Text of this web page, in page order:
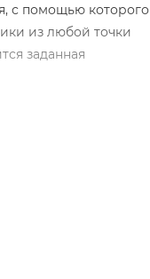
с помощью которого
из любой точки
заданная